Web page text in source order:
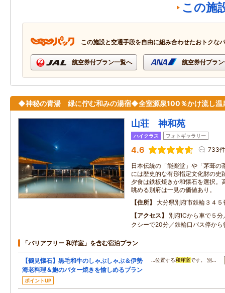
この施
この施設と交通手段を自由に組み合わせたおトクな
航空券付プラン一覧へ 航空券付プラ
◆神秘の青湯 緑に佇む和みの湯宿◆全室源泉100％かけ流し温
山荘 神和苑
ハイクラス フォトギャラリー
4.6 733件
日本伝統の「能楽堂」や「茅葺の
には歴史的な有形指定文化財の史
夕食は鉄板焼きか和懐石を選択。
眺める別府は一見の価値あり。
住所
大分県別府市鉄輪３４５
アクセス
別府ICから車で５
クシーで20分／鉄輪口バス停から
「バリアフリー 和洋室」を含む宿泊プラン
【鶴見懐石】黒毛和牛のしゃぶしゃぶ＆伊勢
海老料理＆鮑のバター焼きを愉しめるプラン
ポイントUP
…位置する和洋室です。 別…